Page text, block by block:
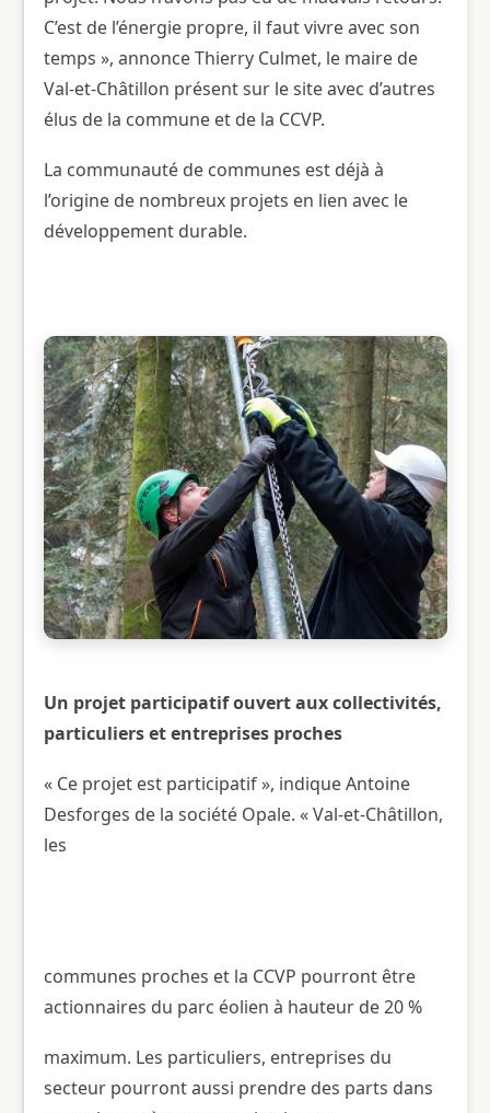
C’est de l’énergie propre, il faut vivre avec son
temps », annonce Thierry Culmet, le maire de
Val-et-Châtillon présent sur le site avec d’autres
élus de la commune et de la CCVP .
La communauté de communes est déjà à
l’origine de nombreux projets en lien avec le
développement durable.
Un projet participatif ouvert aux collectivités,
particuliers et entreprises proches
« Ce projet est participatif », indique Antoine
Desforges de la société Opale. « Val-et-Châtillon,
les
communes proches et la CCVP pourront être
actionnaires du parc éolien à hauteur de 20 %
maximum. Les particuliers, entreprises du
secteur pourront aussi prendre des parts dans